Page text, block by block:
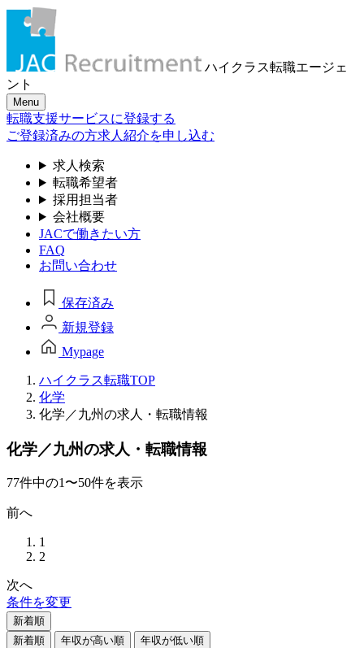
ハイクラス転職エージェ
ント
Menu
転職支援サービスに登録する
ご登録済みの方求人紹介を申し込む
求人検索
転職希望者
採用担当者
会社概要
JACで働きたい方
FAQ
お問い合わせ
保存済み
新規登録
Mypage
ハイクラス転職TOP
化学
化学／九州の求人・転職情報
化学／九州の求人・転職情報
77件中の1〜50件を表示
前へ
1
2
次へ
条件を変更
新着順
新着順
年収が高い順 年収が低い順